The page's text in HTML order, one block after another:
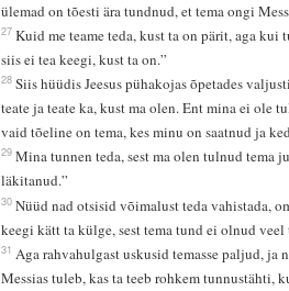
ülemad on tõesti ära tundnud, et tema ongi
27 Kuid me teame teda, kust ta on pärit, aga kui
siis ei tea keegi, kust ta on.”
28 Siis hüüdis Jeesus pühakojas õpetades
teate ja teate ka, kust ma olen. Ent mina ei ole
vaid tõeline on tema, kes minu on saatnud ja
29 Mina tunnen teda, sest ma olen tulnud tema
läkitanud.”
30 Nüüd nad otsisid võimalust teda vahistada,
keegi kätt ta külge, sest tema tund ei olnud
31 Aga rahvahulgast uskusid temasse paljud, ja
Messias tuleb, kas ta teeb rohkem tunnustähti,